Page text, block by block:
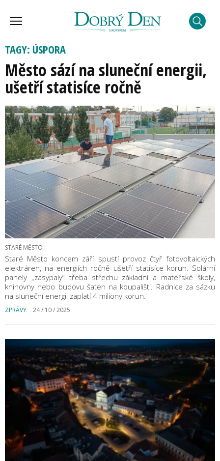
TAGY: ÚSPORA
Město sází na sluneční energii,
ušetří statisíce ročně
STARÉ MĚSTO
Staré Město koncem září spustí provoz čtyř fotovoltaických
elektráren, na energiích ročně ušetří statisíce korun. Solární
panely „zasypaly“ třeba střechu základní a mateřské školy,
knihovny nebo budovu šaten na koupališti. Radnice za sázku
na sluneční energii zaplatí 4 miliony korun.
ZPRÁVY 24 / 10 / 2025